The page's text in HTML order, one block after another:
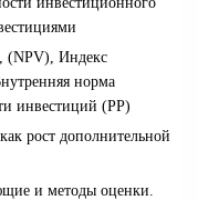
(NPV), Индекс
норма
инвестиций (PP)
рост дополнительной
и методы оценки.